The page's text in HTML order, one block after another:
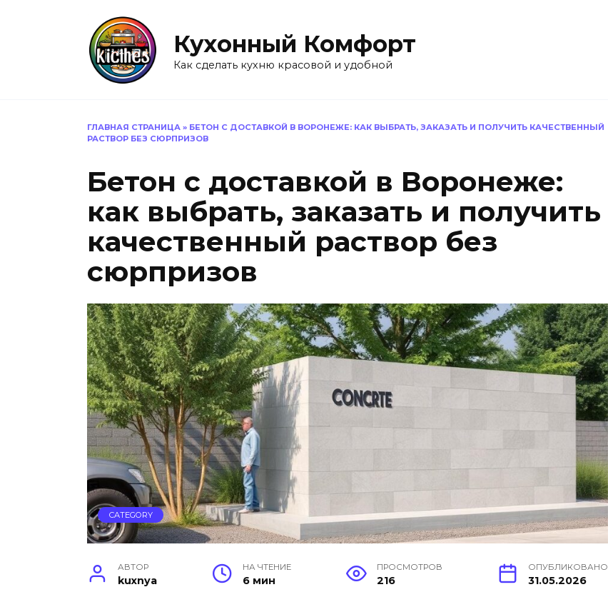
Кухонный Комфорт
Как сделать кухню красовой и удобной
ГЛАВНАЯ СТРАНИЦА » БЕТОН С ДОСТАВКОЙ В ВОРОНЕЖЕ: КАК ВЫБРАТЬ, ЗАКАЗАТЬ И ПОЛУЧИТЬ КАЧЕСТВЕННЫЙ
РАСТВОР БЕЗ СЮРПРИЗОВ
Бетон с доставкой в Воронеже:
как выбрать, заказать и получить
качественный раствор без
сюрпризов
CATEGORY
АВТОР
kuxnya
НА ЧТЕНИЕ
6 мин
ПРОСМОТРОВ
216
ОПУБЛИКОВАНО
31.05.2026